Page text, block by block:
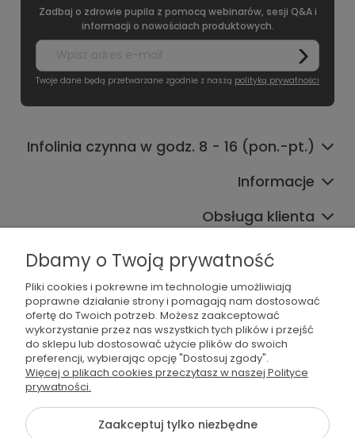
Zadbaj o zdrowie pupila z pomocą webinarów, sesji Q&A i
informacji o nowościach produktowych.
Twoje dane będą przetwarzane zgodnie z naszą polityką prywatności
Infolinia czynna w godz. 8 - 16 (pon.-pt.)
Informacje
Obsługa klienta
Współpraca
536 042 061
Dbamy o Twoją prywatność
Pliki cookies i pokrewne im technologie umożliwiają
poprawne działanie strony i pomagają nam dostosować
ofertę do Twoich potrzeb. Możesz zaakceptować
wykorzystanie przez nas wszystkich tych plików i przejść
do sklepu lub dostosować użycie plików do swoich
preferencji, wybierając opcję "Dostosuj zgody".
Więcej o plikach cookies przeczytasz w naszej Polityce
prywatności.
Zaakceptuj tylko niezbędne